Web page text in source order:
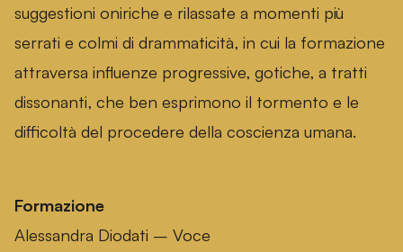
suggestioni oniriche e rilassate a momenti più
serrati e colmi di drammaticità, in cui la formazione
attraversa influenze progressive, gotiche, a tratti
dissonanti, che ben esprimono il tormento e le
difficoltà del procedere della coscienza umana.
Formazione
Alessandra Diodati – Voce